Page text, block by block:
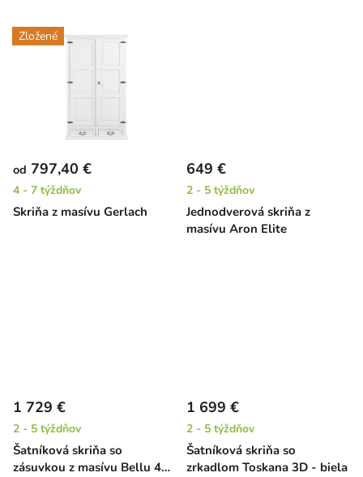
t
oZložené
Skriňa z masívu Gerlach
od 797,40 €
4 - 7 týždňov
Jednodverová skriňa z
masívu Aron Elite
649 €
2 - 5 týždňov
Šatníková skriňa so
zásuvkou z masívu Bellu 4D
1 729 €
2 - 5 týždňov
Šatníková skriňa so
zrkadlom Toskana 3D - biela
1 699 €
2 - 5 týždňov